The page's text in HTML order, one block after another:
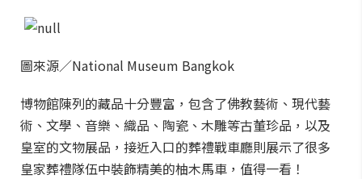
圖來源／National Museum Bangkok
博物館陳列的藏品十分豐富，包含了佛教藝術、現代藝
術、文學、音樂、織品、陶瓷、木雕等古董珍品，以及
皇室的文物展品，接近入口的葬禮戰車廳則展示了很多
皇家葬禮隊伍中裝飾精美的柚木馬車，值得一看！